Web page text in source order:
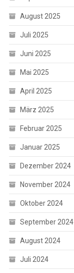
August 2025
Juli 2025
Juni 2025
Mai 2025
April 2025
März 2025
Februar 2025
Januar 2025
Dezember 2024
November 2024
Oktober 2024
September 2024
August 2024
Juli 2024